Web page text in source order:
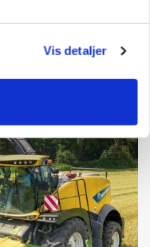
Vis detaljer